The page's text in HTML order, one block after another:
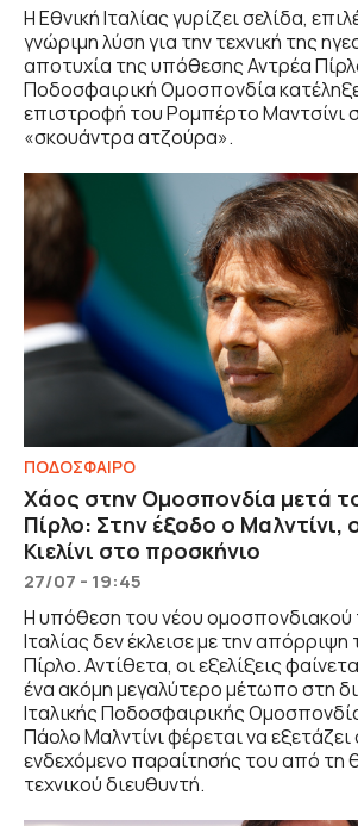
Η Εθνική Ιταλίας γυρίζει σελίδα,
γνώριμη λύση για την τεχνική της
αποτυχία της υπόθεσης Αντρέα
Ποδοσφαιρική Ομοσπονδία
επιστροφή του Ρομπέρτο Μαντσίνι
«σκουάντρα ατζούρα».
ΠΟΔΟΣΦΑΙΡΟ
Χάος στην Ομοσπονδία μετά
Πίρλο: Στην έξοδο ο Μαλντίνι,
Κιελίνι στο προσκήνιο
27/07 - 19:45
Η υπόθεση του νέου ομοσπονδιακού
Ιταλίας δεν έκλεισε με την απόρριψη
Πίρλο. Αντίθετα, οι εξελίξεις
ένα ακόμη μεγαλύτερο μέτωπο στη
Ιταλικής Ποδοσφαιρικής
Πάολο Μαλντίνι φέρεται να
ενδεχόμενο παραίτησής του από τη
τεχνικού διευθυντή.